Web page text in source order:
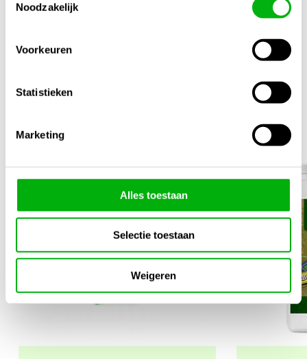
Noodzakelijk
Voorkeuren
Statistieken
Marketing
Alles toestaan
Selectie toestaan
Weigeren
Meng Verhouding